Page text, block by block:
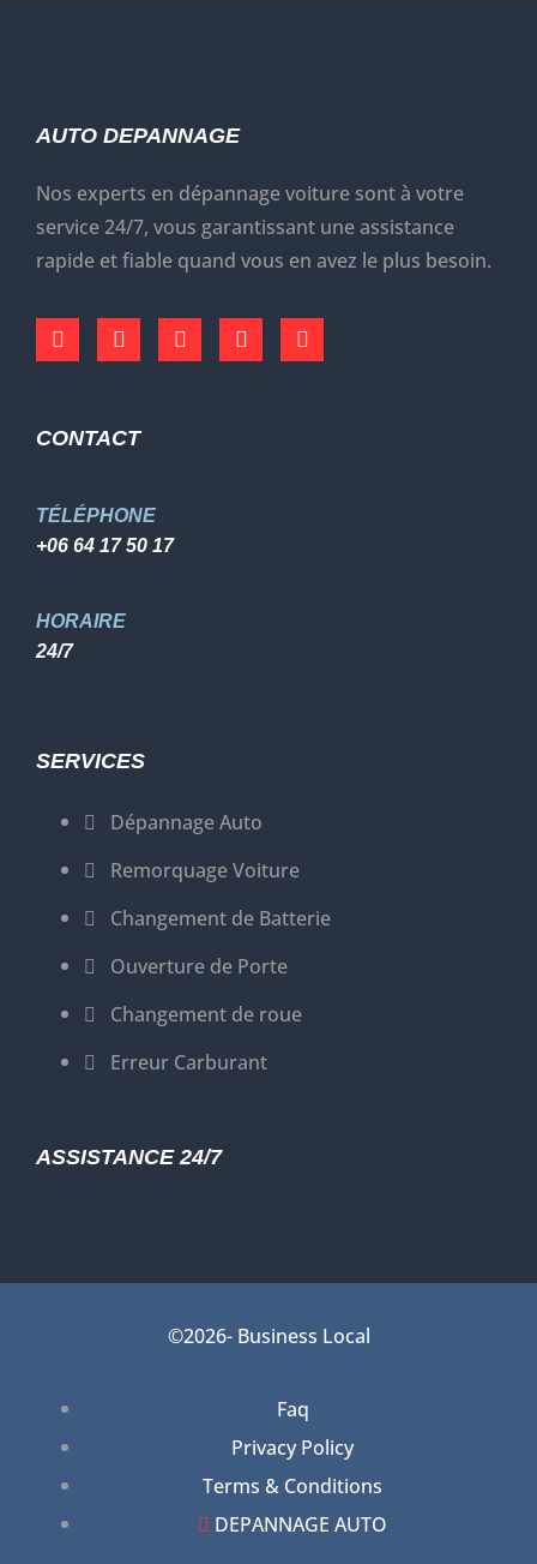
AUTO DEPANNAGE
Nos experts en dépannage voiture sont à votre
service 24/7, vous garantissant une assistance
rapide et fiable quand vous en avez le plus besoin.
CONTACT
TÉLÉPHONE
+06 64 17 50 17
HORAIRE
24/7
SERVICES
Dépannage Auto
Remorquage Voiture
Changement de Batterie
Ouverture de Porte
Changement de roue
Erreur Carburant
ASSISTANCE 24/7
©2026- Business Local
Faq
Privacy Policy
Terms & Conditions
DEPANNAGE AUTO